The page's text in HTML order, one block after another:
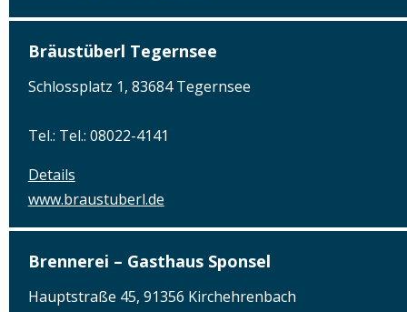
Bräustüberl Tegernsee
Schlossplatz 1, 83684 Tegernsee
Tel.: Tel.: 08022-4141
Details
www.braustuberl.de
Brennerei – Gasthaus Sponsel
Hauptstraße 45, 91356 Kirchehrenbach